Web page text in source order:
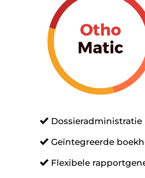
Dossieradministratie
Geïntegreerde
Flexibele